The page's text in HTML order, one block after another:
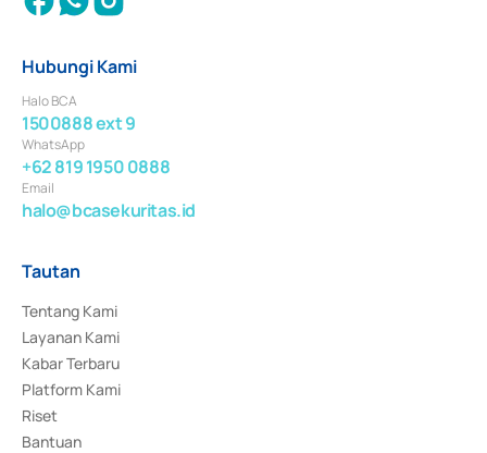
Hubungi Kami
Halo BCA
1500888 ext 9
WhatsApp
+62 819 1950 0888
Email
halo@bcasekuritas.id
Tautan
Tentang Kami
Layanan Kami
Kabar Terbaru
Platform Kami
Riset
Bantuan